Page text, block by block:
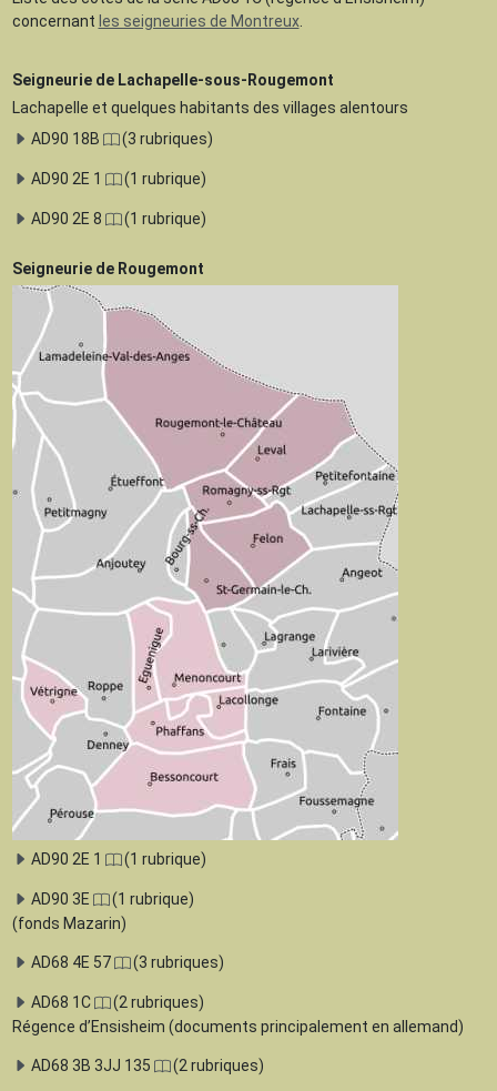
concernant les seigneuries de Montreux.
Seigneurie de Lachapelle-sous-Rougemont
Lachapelle et quelques habitants des villages alentours
AD90 18B
(3 rubriques)
AD90 2E 1 (1 rubrique)
AD90 2E 8 (1 rubrique)
Seigneurie de Rougemont
AD90 2E 1 (1 rubrique)
AD90 3E
(1 rubrique)
(fonds Mazarin)
AD68 4E 57 (3 rubriques)
AD68 1C
(2 rubriques)
Régence d’Ensisheim (documents principalement en allemand)
AD68 3B 3JJ 135 (2 rubriques)